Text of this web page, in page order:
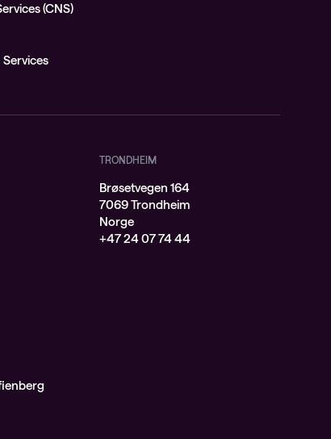
(CNS)
TRONDHEIM
Brøsetvegen 164
7069 Trondheim
Norge
+47 24 07 74 44